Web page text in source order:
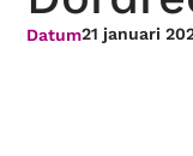
Datum21 januari